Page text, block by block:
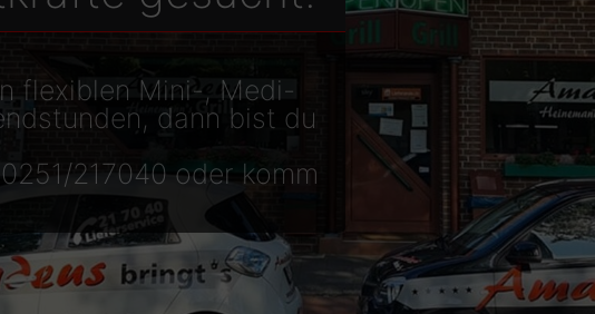
flexiblen Mini-, Medi-
dann bist du
217040 oder komm